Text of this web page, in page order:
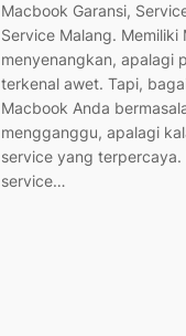
Macbook Garansi,
Service Malang. Memiliki
menyenangkan, apalagi
terkenal awet. Tapi,
Macbook Anda
mengganggu, apalagi
service yang
service…